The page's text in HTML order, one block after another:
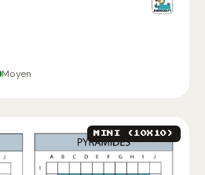
Moyen
MINI (10X10)